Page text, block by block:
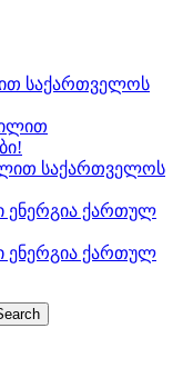
საქართველოს
საქართველოს
ენერგია ქართულ
ენერგია ქართულ